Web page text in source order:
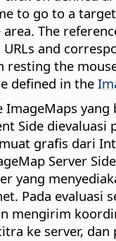
to go to a
The
and
resting the
defined in the
ImageMaps yang
Side dievaluasi
grafis dari
Server
yang
Pada evaluasi
mengirim
ke server, dan